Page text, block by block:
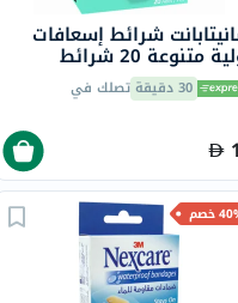
شرائط إسعافات
متنوعة 20 شرائط
30 دقيقة تصلك في
خصم